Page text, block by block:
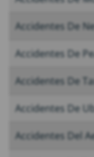
Accidentes De
Accidentes De
Accidentes De
Accidentes De
Accidentes Del